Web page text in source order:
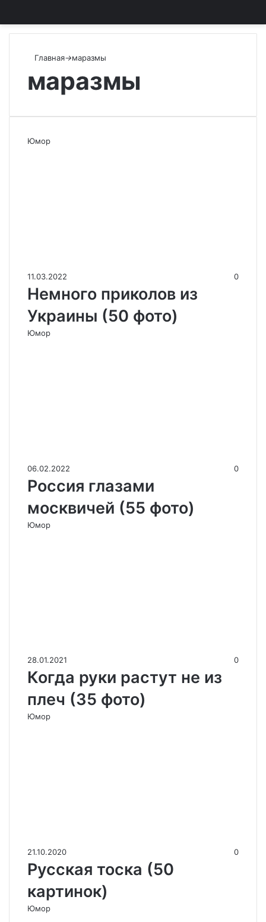
Главная→маразмы
маразмы
Юмор
11.03.2022 0
Немного приколов из
Украины (50 фото)
Юмор
06.02.2022 0
Россия глазами
москвичей (55 фото)
Юмор
28.01.2021 0
Когда руки растут не из
плеч (35 фото)
Юмор
21.10.2020 0
Русская тоска (50
картинок)
Юмор